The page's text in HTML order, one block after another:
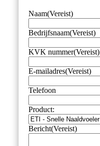
Naam(Vereist)
Bedrijfsnaam(Vereist)
KVK nummer(Vereist)
E-mailadres(Vereist)
Telefoon
Product:
Bericht(Vereist)